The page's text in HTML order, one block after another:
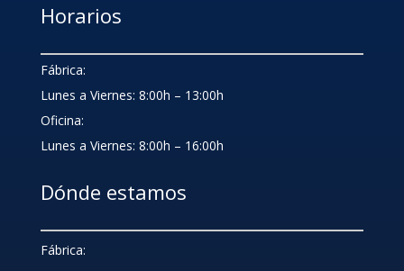
Horarios
Fábrica:
Lunes a Viernes: 8:00h – 13:00h
Oficina:
Lunes a Viernes: 8:00h – 16:00h
Dónde estamos
Fábrica: